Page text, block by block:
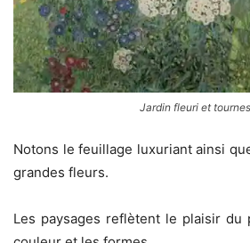
Jardin fleuri et
Notons le feuillage luxuriant ainsi
grandes fleurs.
Les paysages reflètent le plaisir du